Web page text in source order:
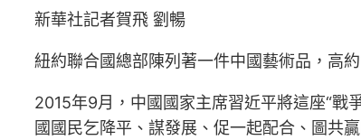
新華社記者賀飛 劉暢
紐約聯合國總部陳列著一件中國藝術品，高
2015年9月，中國國家主席習近平將這座“戰
國國民乞降平、謀發展、促一起配合、圖共